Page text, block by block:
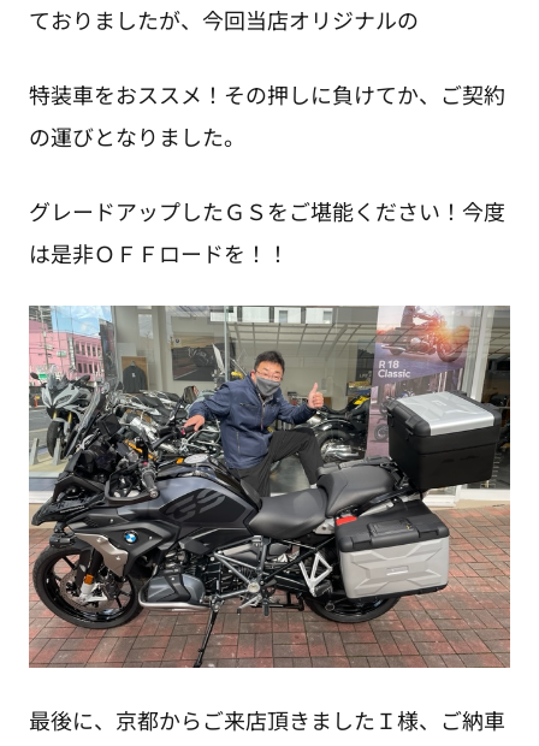
ておりましたが、今回当店オリジナルの
特装車をおススメ！その押しに負けてか、ご契約
の運びとなりました。
グレードアップしたＧＳをご堪能ください！今度
は是非ＯＦＦロードを！！
最後に、京都からご来店頂きましたＩ様、ご納車